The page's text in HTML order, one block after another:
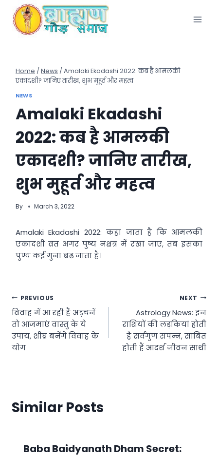
content
Home / News / Amalaki Ekadashi 2022: कब है आमलकी
एकादशी? जानिए तारीख, शुभ मुहूर्त और महत्व
NEWS
Amalaki Ekadashi
2022: कब है आमलकी
एकादशी? जानिए तारीख,
शुभ मुहूर्त और महत्व
By March 3, 2022
Amalaki Ekadashi 2022: कहा जाता है कि आमलकी
एकादशी व्रत अगर पुष्य नक्षत्र में रखा जाए, तब इसका
पुण्य कई गुना बढ़ जाता है।
Post
navigation
PREVIOUS
विवाह में आ रही हैं अड़चनें
तो आजमाएं वास्तु के ये
उपाय, शीघ्र बनेंगे विवाह के
योग
NEXT
Astrology News: इन
राशियों की लड़कियां होती
हैं सर्वगुण संपन्न, साबित
होती हैं आदर्श जीवन साथी
Similar Posts
Baba Baidyanath Dham Secret: